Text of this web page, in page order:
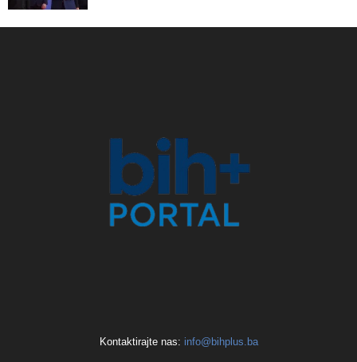
Kontaktirajte nas: info@bihplus.ba